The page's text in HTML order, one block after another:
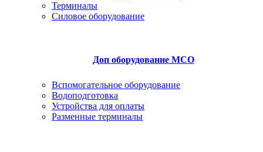
Терминалы
Силовое оборудование
Доп оборудование МСО
Вспомогательное оборудование
Водоподготовка
Устройства для оплаты
Разменные терминалы